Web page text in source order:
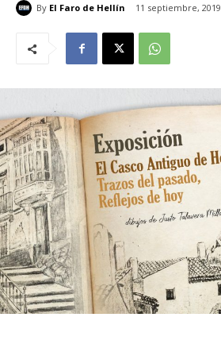
By El Faro de Hellín 11 septiembre, 2019